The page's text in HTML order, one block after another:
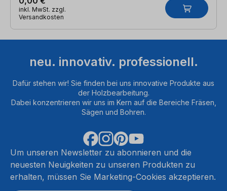
inkl. MwSt. zzgl.
Versandkosten
neu. innovativ. professionell.
Dafür stehen wir! Sie finden bei uns innovative Produkte aus
der Holzbearbeitung.
Dabei konzentrieren wir uns im Kern auf die Bereiche Fräsen,
Sägen und Bohren.
Um unseren Newsletter zu abonnieren und die
neuesten Neuigkeiten zu unseren Produkten zu
erhalten, müssen Sie Marketing-Cookies akzeptieren.